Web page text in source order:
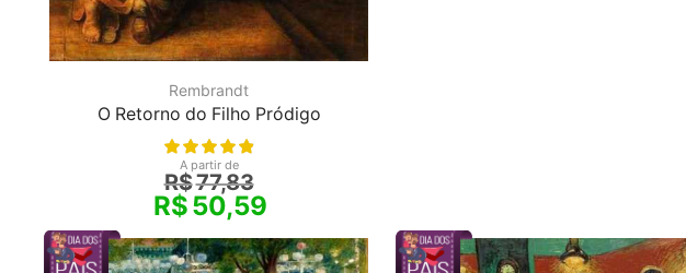
Rembrandt
O Retorno do Filho Pródigo
A partir de
R$77,83
R$50,59